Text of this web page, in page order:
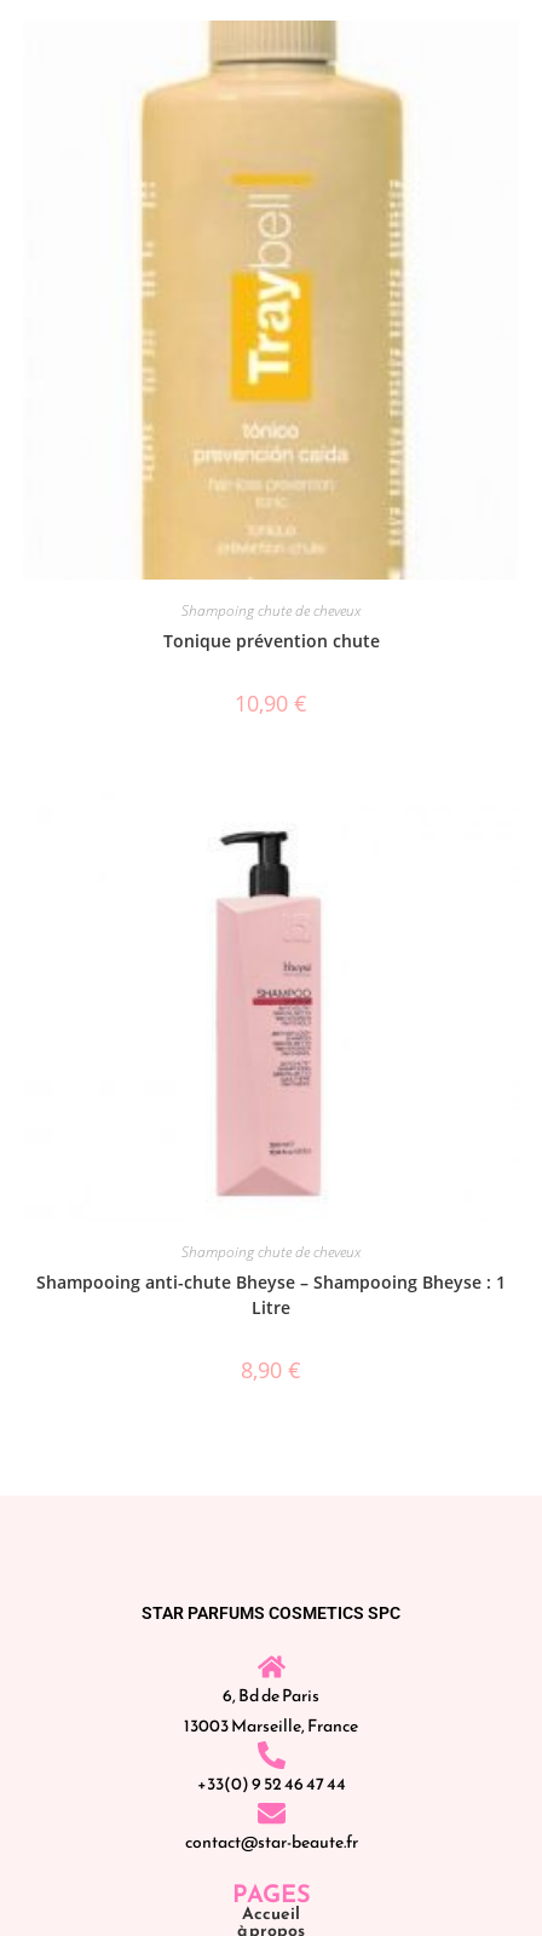
Shampoing chute de cheveux
Tonique prévention chute
10,90 €
Shampoing chute de cheveux
Shampooing anti-chute Bheyse – Shampooing Bheyse : 1
Litre
8,90 €
6, Bd de Paris
13003 Marseille, France
+33(0) 9 52 46 47 44
contact@star-beaute.fr
PAGES
Accueil